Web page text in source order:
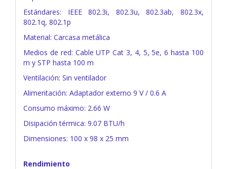
Estándares: IEEE 802.3i, 802.3u, 802.3ab, 802.3x,
802.1q, 802.1p
Material: Carcasa metálica
Medios de red: Cable UTP Cat 3, 4, 5, 5e, 6 hasta 100
m y STP hasta 100 m
Ventilación: Sin ventilador
Alimentación: Adaptador externo 9 V / 0.6 A
Consumo máximo: 2.66 W
Disipación térmica: 9.07 BTU/h
Dimensiones: 100 x 98 x 25 mm
Rendimiento